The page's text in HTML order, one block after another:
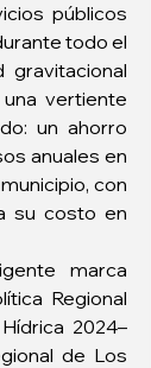
públicos
todo el
vertiente
un ahorro
anuales en
con
su costo en
marca
Regional
2024–
de Los